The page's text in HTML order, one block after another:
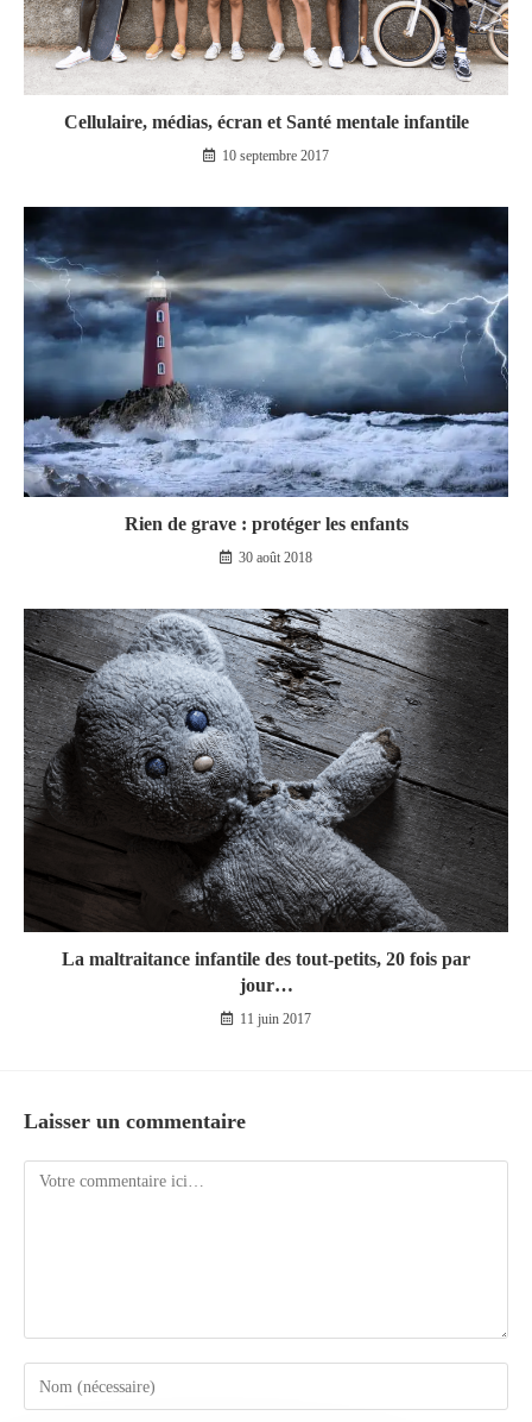
Cellulaire, médias, écran et Santé mentale infantile
10 septembre 2017
Rien de grave : protéger les enfants
30 août 2018
La maltraitance infantile des tout-petits, 20 fois par
jour…
11 juin 2017
Laisser un commentaire
Comment
Enter
your